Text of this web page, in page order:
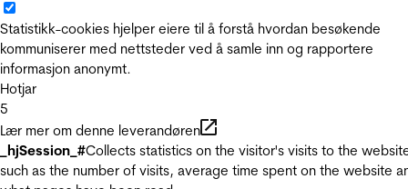
Statistikk-cookies hjelper eiere til å forstå hvordan besøkende
kommuniserer med nettsteder ved å samle inn og rapportere
informasjon anonymt.
Hotjar
5
Lær mer om denne leverandøren
_hjSession_#Collects statistics on the visitor's visits to the
such as the number of visits, average time spent on the website